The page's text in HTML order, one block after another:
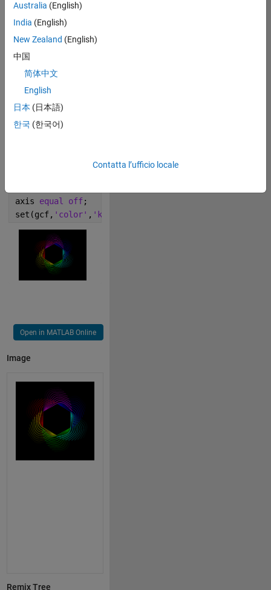
Copy
x=-k:.01:0;
y=1.6*(x+k).^.1-0.5;
z=[x;y];
R=@(x)[cosd(x) -sind(x);sind(x) cosd(x)];
c=hsv(6);
for i=0:5
    Z=R(60)^i*z;
    p=Z(:,1);
        plot(F(1,:),F(2,:),
'color'
axis equal off;
set(gcf, 'color' , 'k'
Open in MATLAB Online
Image
Remix Tree
Australia (English)
India (English)
New Zealand (English)
中国
简体中文
English
日本 (日本語)
한국 (한국어)
Contatta l’ufficio locale